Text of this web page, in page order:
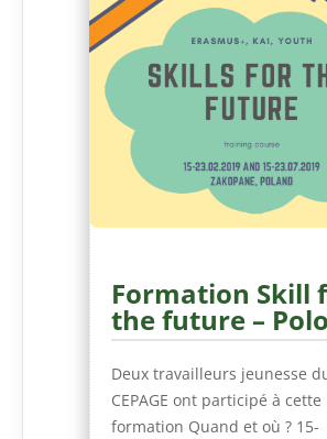
Formation Skill
the future –
Deux travailleurs jeunesse
CEPAGE ont participé à cette
formation Quand et où ? 15-